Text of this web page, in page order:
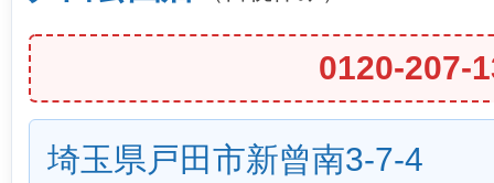
0120-207-
埼玉県戸田市新曾南3-7-4